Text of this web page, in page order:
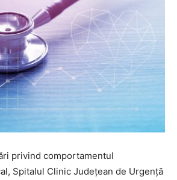
privind comportamentul
Spitalul Clinic Județean de Urgență